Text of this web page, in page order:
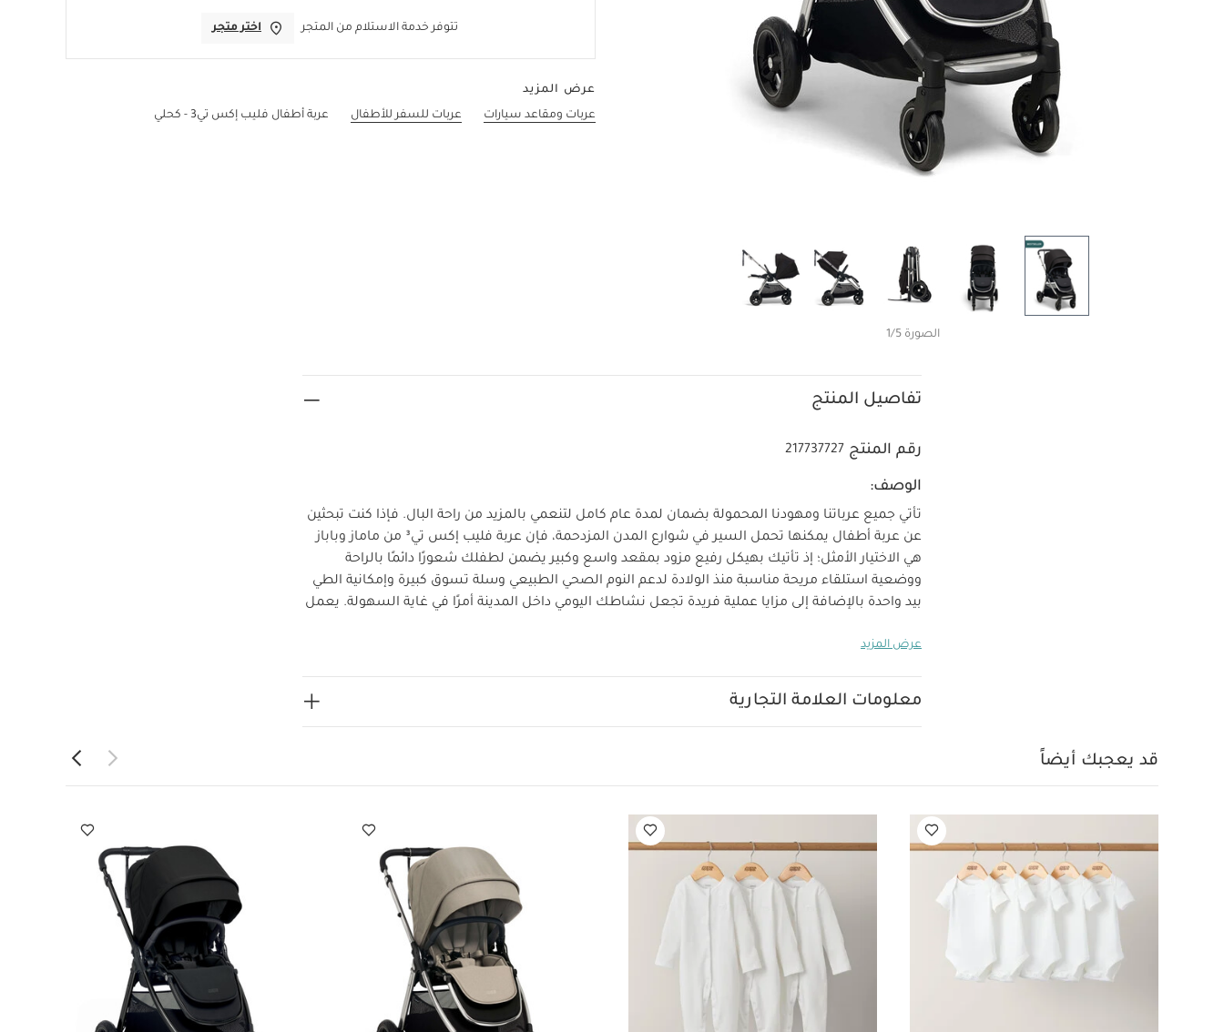
الصورة 1/5
تتوفر خدمة الاستلام من المتجر اختر متجر
عرض المزيد
عربات ومقاعد سيارات
عربات للسفر للأطفال عربة أطفال فليب إكس تي3 - كحلي
تفاصيل المنتج
رقم المنتج 217737727
الوصف:
تأتي جميع عرباتنا ومهودنا المحمولة بضمان لمدة عام كامل لتنعمي بالمزيد من راحة البال. فإذا كنت تبحثين
عن عربة أطفال يمكنها تحمل السير في شوارع المدن المزدحمة، فإن عربة فليب إكس تي³ من ماماز وباباز
هي الاختيار الأمثل؛ إذ تأتيك بهيكل رفيع مزود بمقعد واسع وكبير يضمن لطفلك شعورًا دائمًا بالراحة
ووضعية استلقاء مريحة مناسبة منذ الولادة لدعم النوم الصحي الطبيعي وسلة تسوق كبيرة وإمكانية الطي
بيد واحدة بالإضافة إلى مزايا عملية فريدة تجعل نشاطك اليومي داخل المدينة أمرًا في غاية السهولة. يعمل
من الصدمات أسود وغطاء قنب منسوج بوسادة مقعد بنسيج ناعم بلون متناسق كحلي داكن يتحول ما بين
كبير بفتحة تهوية ومزود بعامل حماية من الأشعة فوق البنفسجية +UPF50، من أجل المحافظة على اعتدال
درجات الحرارة وحماية طفلك من الشمس
يمكن تركيب ألعاب بحلقة الألعاب لتسلية الطفل أثناء
تصميم متوافق مع مقاعد السيارة والمهد المحمول بما يوفر لك نظام سفر كامل
الطي للحصول على حجم أصغر، سواءً كان المقعد موجهًا للأمام أو موجهًا للأهل، مما يوفر مساحة كبيرة
تسمح النافذة المغناطيسية بالاطمئنان على الرضيع بسهولة وهدوء
يمكن فصل المقعد بكل
سهولة من الهيكل بضغطة واحدة فقط
المواصفات:
العمر المناسب:
الأبعاد (عند الطي):
الوزن: 11.3 كغم تقريبًا
الهيكل، ووحدة المقعد، والحزام المبطن للصدر وبين الساقين، والحاجز الواقي من الصدمات، وسلة التسوق،
عرض المزيد
معلومات العلامة التجارية
قد يعجبك أيضاً